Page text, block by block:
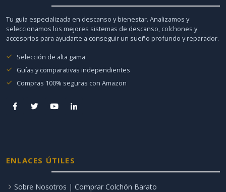
Tu guía especializada en descanso y bienestar. Analizamos y
seleccionamos los mejores sistemas de descanso, colchones y
accesorios para ayudarte a conseguir un sueño profundo y reparador.
Selección de alta gama
Guías y comparativas independientes
Compras 100% seguras con Amazon
ENLACES ÚTILES
Sobre Nosotros | Comprar Colchón Barato